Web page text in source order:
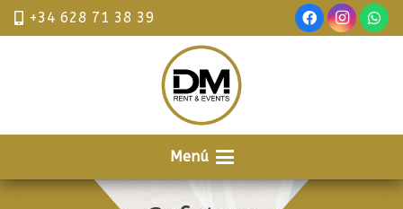
+34 628 71 38 39
Menú